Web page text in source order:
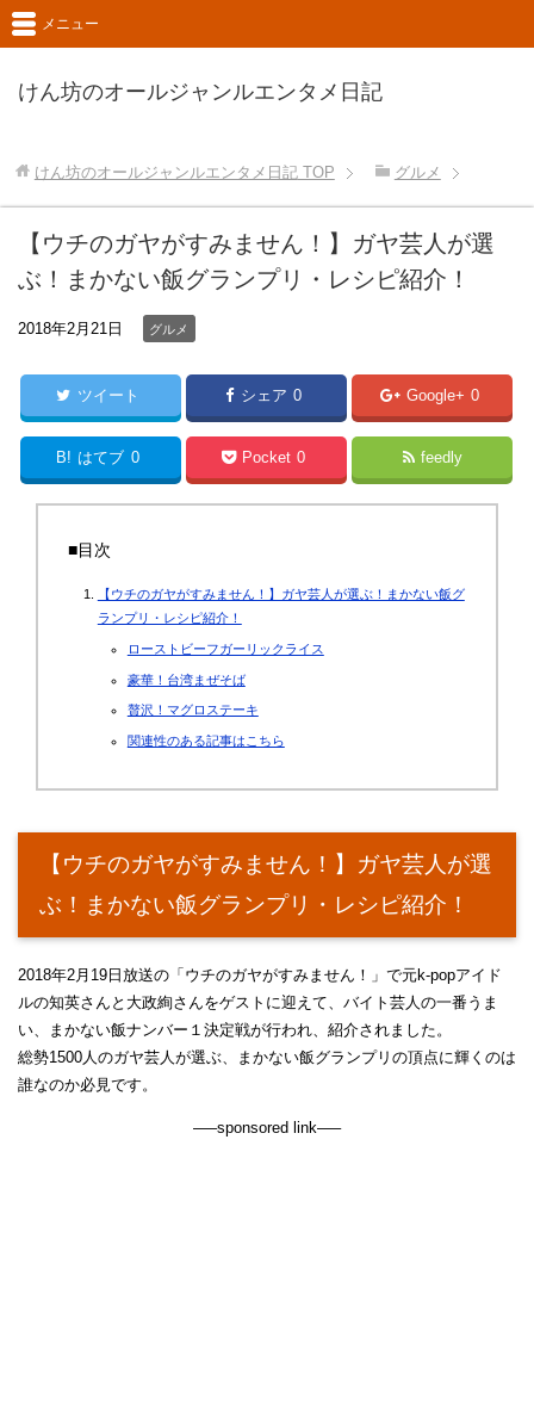
けん坊のオールジャンルエンタメ日記
メニュー
けん坊のオールジャンルエンタメ日記TOP グルメ
【ウチのガヤがすみません！】ガヤ芸人が選
ぶ！まかない飯グランプリ・レシピ紹介！
2018年2月21日 グルメ
ツイート シェア 0 Google+ 0
B! はてブ 0 Pocket 0 feedly
■目次
【ウチのガヤがすみません！】ガヤ芸人が選ぶ！まかない飯グ
ランプリ・レシピ紹介！
ローストビーフガーリックライス
豪華！台湾まぜそば
贅沢！マグロステーキ
関連性のある記事はこちら
【ウチのガヤがすみません！】ガヤ芸人が選
ぶ！まかない飯グランプリ・レシピ紹介！
2018年2月19日放送の「ウチのガヤがすみません！」で元k-popアイド
ルの知英さんと大政絢さんをゲストに迎えて、バイト芸人の一番うま
い、まかない飯ナンバー１決定戦が行われ、紹介されました。
総勢1500人のガヤ芸人が選ぶ、まかない飯グランプリの頂点に輝くのは
誰なのか必見です。
—–sponsored link—–